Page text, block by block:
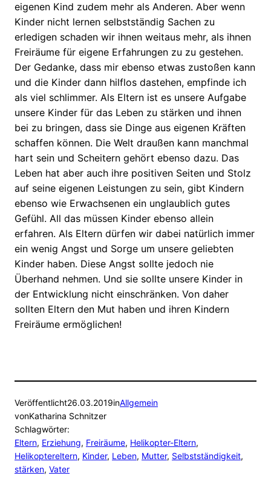
eigenen Kind zudem mehr als Anderen. Aber wenn
Kinder nicht lernen selbstständig Sachen zu
erledigen schaden wir ihnen weitaus mehr, als ihnen
Freiräume für eigene Erfahrungen zu zu gestehen.
Der Gedanke, dass mir ebenso etwas zustoßen kann
und die Kinder dann hilflos dastehen, empfinde ich
als viel schlimmer. Als Eltern ist es unsere Aufgabe
unsere Kinder für das Leben zu stärken und ihnen
bei zu bringen, dass sie Dinge aus eigenen Kräften
schaffen können. Die Welt draußen kann manchmal
hart sein und Scheitern gehört ebenso dazu. Das
Leben hat aber auch ihre positiven Seiten und Stolz
auf seine eigenen Leistungen zu sein, gibt Kindern
ebenso wie Erwachsenen ein unglaublich gutes
Gefühl. All das müssen Kinder ebenso allein
erfahren. Als Eltern dürfen wir dabei natürlich immer
ein wenig Angst und Sorge um unsere geliebten
Kinder haben. Diese Angst sollte jedoch nie
Überhand nehmen. Und sie sollte unsere Kinder in
der Entwicklung nicht einschränken. Von daher
sollten Eltern den Mut haben und ihren Kindern
Freiräume ermöglichen!
Veröffentlicht26.03.2019inAllgemein
vonKatharina Schnitzer
Schlagwörter:
Eltern, Erziehung, Freiräume, Helikopter-Eltern
Helikoptereltern, Kinder, Leben, Mutter, Selbstständigkeit
stärken, Vater